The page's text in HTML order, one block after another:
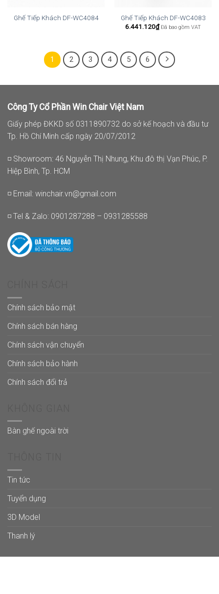
Ghế Tiếp Khách DF-WC4084
Ghế Tiếp Khách DF-WC4083
6.441.120₫ Đã bao gồm VAT
1 2 3 4 5 6
Công Ty Cổ Phần Win Chair Việt Nam
Giấy phép ĐKKD số 0311890732 do sở kế hoạch và đầu tư
Tp. Hồ Chí Minh cấp ngày 20/07/2012
◽ Showroom: 46 Nguyễn Thị Nhung, Khu đô thị Vạn Phúc, P.
Hiệp Bình, Tp. HCM
◽ Email: winchair.vn@gmail.com
◽ Tel & Zalo: 0901287288 – 0931285588
Chính sách bảo mật
Chính sách bán hàng
Chính sách vận chuyển
Chính sách bảo hành
Chính sách đổi trả
Bàn ghế ngoài trời
Tin tức
Tuyển dụng
3D Model
Thanh lý